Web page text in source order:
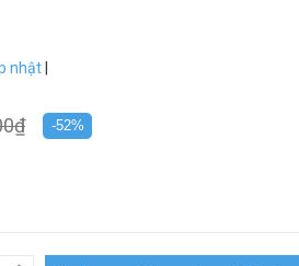
nhật
-52%